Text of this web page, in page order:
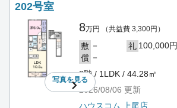
202号室
写真を見る
8万円 （共益費 3,300円）
敷 － 礼 100,000円
償 －
2階 / 1LDK / 44.28㎡
2026/08/06 更新
ハウスコム 上尾店